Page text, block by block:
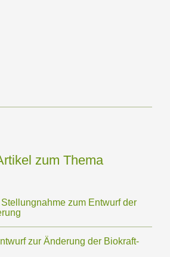
zum Thema
zum Entwurf der
zur Änderung der Biokraft-